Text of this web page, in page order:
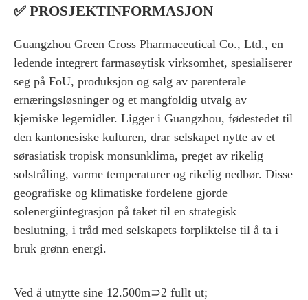
✅ PROSJEKTINFORMASJON
Guangzhou Green Cross Pharmaceutical Co., Ltd., en
ledende integrert farmasøytisk virksomhet, spesialiserer
seg på FoU, produksjon og salg av parenterale
ernæringsløsninger og et mangfoldig utvalg av
kjemiske legemidler. Ligger i Guangzhou, fødestedet til
den kantonesiske kulturen, drar selskapet nytte av et
sørasiatisk tropisk monsunklima, preget av rikelig
solstråling, varme temperaturer og rikelig nedbør. Disse
geografiske og klimatiske fordelene gjorde
solenergiintegrasjon på taket til en strategisk
beslutning, i tråd med selskapets forpliktelse til å ta i
bruk grønn energi.
Ved å utnytte sine 12.500m⊃2 fullt ut;